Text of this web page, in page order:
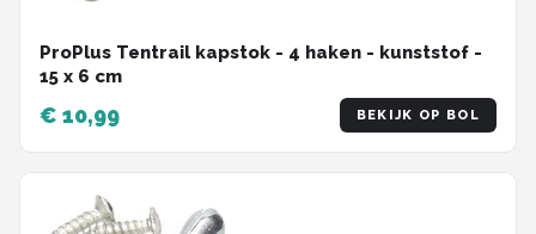
ProPlus Tentrail kapstok - 4 haken - kunststof -
15 x 6 cm
€ 10,99 BEKIJK OP BOL